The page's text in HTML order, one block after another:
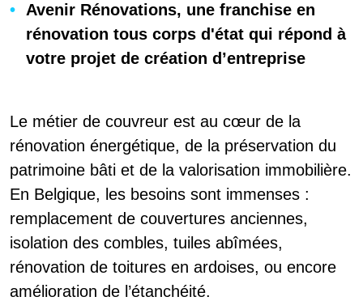
Avenir Rénovations, une franchise en
rénovation tous corps d'état qui répond à
votre projet de création d’entreprise
Le métier de couvreur est au cœur de la
rénovation énergétique, de la préservation du
patrimoine bâti et de la valorisation immobilière.
En Belgique, les besoins sont immenses :
remplacement de couvertures anciennes,
isolation des combles, tuiles abîmées,
rénovation de toitures en ardoises, ou encore
amélioration de l’étanchéité.